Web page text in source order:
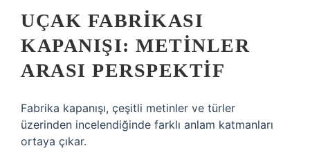
UÇAK FABRIKASI
KAPANIŞI: METINLER
ARASI PERSPEKTIF
Fabrika kapanışı, çeşitli metinler ve türler
üzerinden incelendiğinde farklı anlam katmanları
ortaya çıkar.